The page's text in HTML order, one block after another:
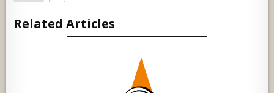
Related Articles